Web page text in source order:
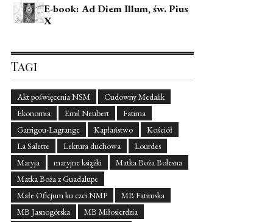
E-book: Ad Diem Illum, św. Pius
X
Tagi
Akt poświęcenia NSM
Cudowny Medalik
Ekonomia
Emil Neubert
Fatima
Garrigou-Lagrange
Kapłaństwo
Kościół
La Salette
Lektura duchowa
Lourdes
Maryja
maryjne książki
Matka Boża Bolesna
Matka Boża z Guadalupe
Małe Oficjum ku czci NMP
MB Fatimska
MB Jasnogórska
MB Miłosierdzia